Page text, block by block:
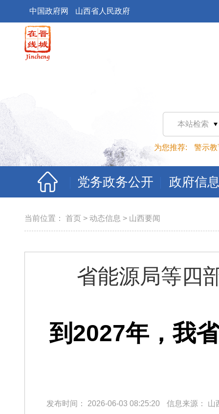
中国政府网 山西省人民政府
本站检索
为您推荐: 警示教
党务政务公开 政府信
当前位置： 首页 > 动态信息 > 山西要闻
省能源局等四
到2027年，我
发布时间： 2026-06-03 08:25:20 信息来源： 山